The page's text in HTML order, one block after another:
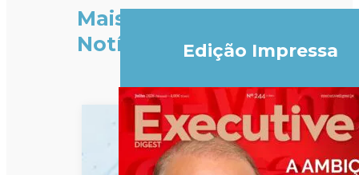
Mais
Notícias
Edição Impressa